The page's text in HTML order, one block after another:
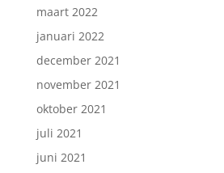
maart 2022
januari 2022
december 2021
november 2021
oktober 2021
juli 2021
juni 2021